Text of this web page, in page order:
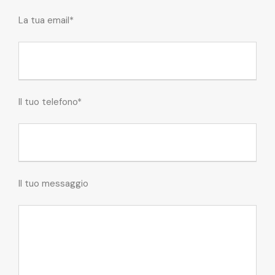
La tua email*
Il tuo telefono*
Il tuo messaggio